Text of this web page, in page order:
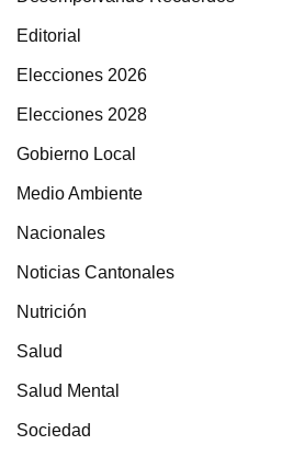
Editorial
Elecciones 2026
Elecciones 2028
Gobierno Local
Medio Ambiente
Nacionales
Noticias Cantonales
Nutrición
Salud
Salud Mental
Sociedad